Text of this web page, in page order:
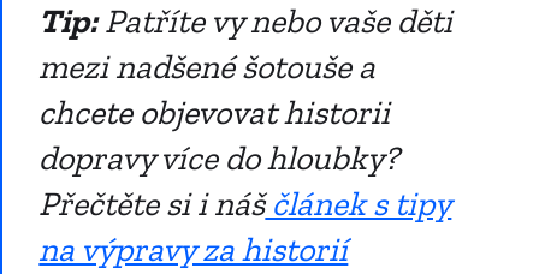
Tip:Patříte vy nebo vaše děti
mezi nadšené šotouše a
chcete objevovat historii
dopravy více do hloubky?
Přečtěte si i náščlánek s tipy
na výpravy za historií